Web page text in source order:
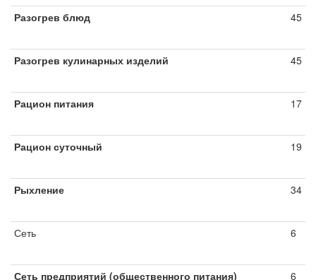
Разогрев блюд 45
Разогрев кулинарных изделий 45
Рацион питания 17
Рацион суточный 19
Рыхление 34
Сеть 6
Сеть предприятий (общественного питания) 6